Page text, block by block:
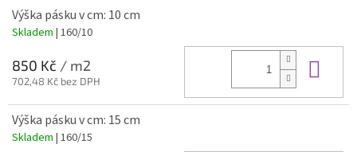
Výška pásku v cm: 10 cm
Skladem | 160/10
850 Kč / m2
702,48 Kč bez DPH
Výška pásku v cm: 15 cm
Skladem | 160/15